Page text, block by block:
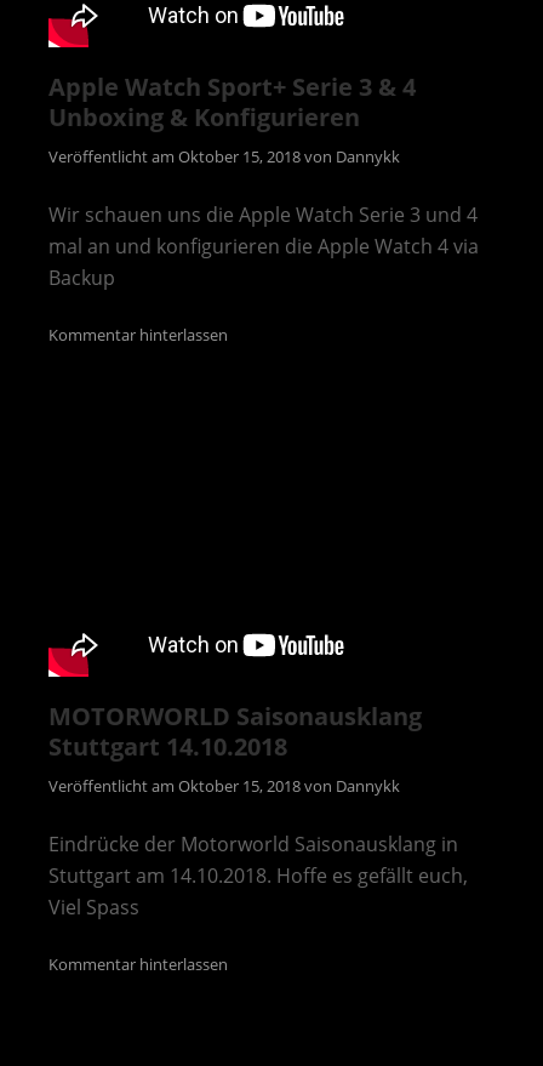
Apple Watch Sport+ Serie 3 & 4
Unboxing & Konfigurieren
Veröffentlicht am Oktober 15, 2018von Dannykk
Wir schauen uns die Apple Watch Serie 3 und 4
mal an und konfigurieren die Apple Watch 4 via
Backup
Kommentar hinterlassen
MOTORWORLD Saisonausklang
Stuttgart 14.10.2018
Veröffentlicht am Oktober 15, 2018von Dannykk
Eindrücke der Motorworld Saisonausklang in
Stuttgart am 14.10.2018. Hoffe es gefällt euch,
Viel Spass
Kommentar hinterlassen